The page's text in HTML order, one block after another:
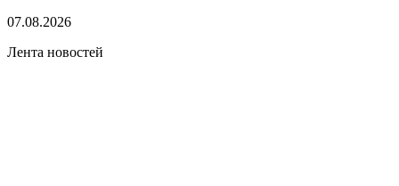
07.08.2026
Лента новостей